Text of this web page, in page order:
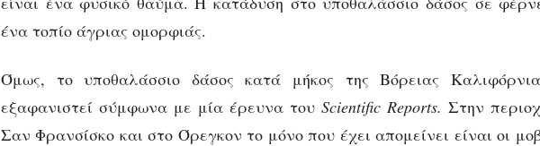
ένα τοπίο άγριας ομορφιάς.
Όμως, το υποθαλάσσιο δάσος κατά μήκος της Βόρειας
εξαφανιστεί σύμφωνα με μία έρευνα του Scientific Reports. Στην
Σαν Φρανσίσκο και στο Όρεγκον το μόνο που έχει απομείνει είναι οι